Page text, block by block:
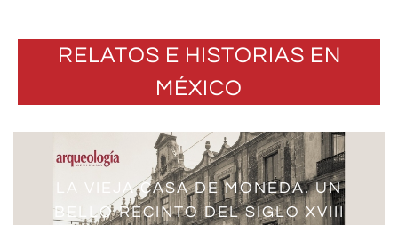
RELATOS E HISTORIAS EN
MÉXICO
LA VIEJA CASA DE MONEDA. UN
BELLO RECINTO DEL SIGLO XVIII